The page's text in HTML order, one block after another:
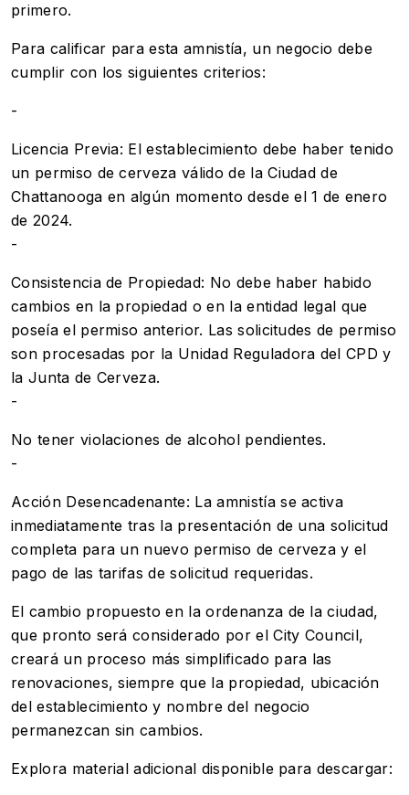
primero.
Para calificar para esta amnistía, un negocio debe
cumplir con los siguientes criterios:
-
Licencia Previa: El establecimiento debe haber tenido
un permiso de cerveza válido de la Ciudad de
Chattanooga en algún momento desde el 1 de enero
de 2024.
-
Consistencia de Propiedad: No debe haber habido
cambios en la propiedad o en la entidad legal que
poseía el permiso anterior. Las solicitudes de permiso
son procesadas por la Unidad Reguladora del CPD y
la Junta de Cerveza.
-
No tener violaciones de alcohol pendientes.
-
Acción Desencadenante: La amnistía se activa
inmediatamente tras la presentación de una solicitud
completa para un nuevo permiso de cerveza y el
pago de las tarifas de solicitud requeridas.
El cambio propuesto en la ordenanza de la ciudad,
que pronto será considerado por el City Council,
creará un proceso más simplificado para las
renovaciones, siempre que la propiedad, ubicación
del establecimiento y nombre del negocio
permanezcan sin cambios.
Explora material adicional disponible para descargar: